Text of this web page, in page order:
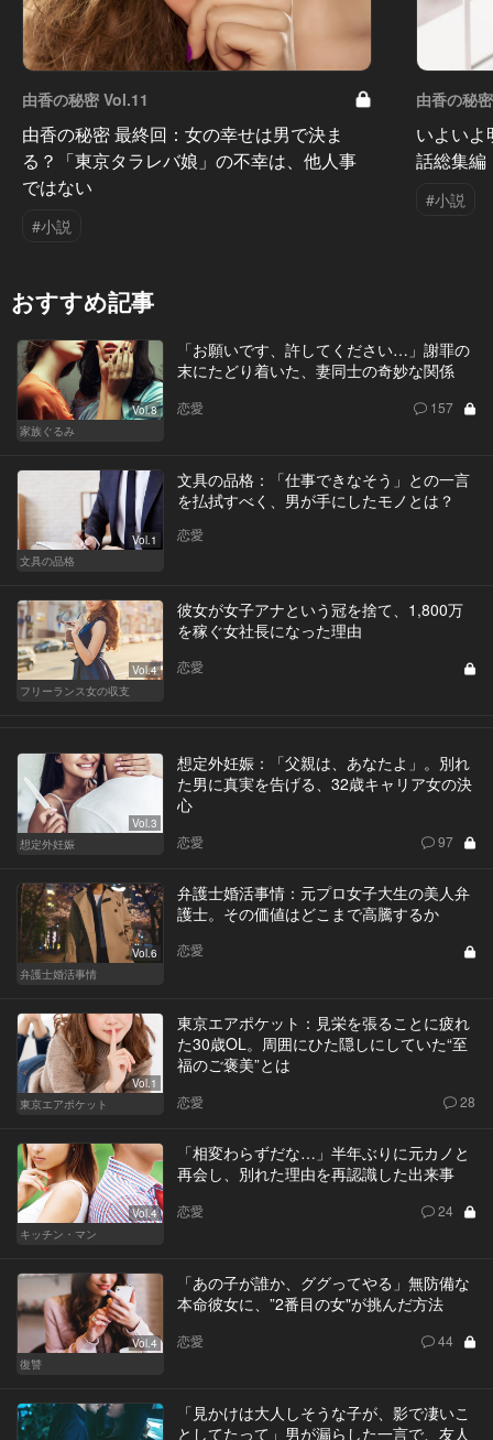
由香の秘密 Vol.11
由香の秘密 最終回：女の幸せは男で決ま
る？「東京タラレバ娘」の不幸は、他人事
ではない
#小説
由香の秘
いよい
話総集編
#小説
おすすめ記事
Vol.8
家族ぐるみ
「お願いです、許してください…」謝罪の
末にたどり着いた、妻同士の奇妙な関係
恋愛 157
Vol.1
文具の品格
文具の品格：「仕事できなそう」との一言
を払拭すべく、男が手にしたモノとは？
恋愛
Vol.4
フリーランス女の収支
彼女が女子アナという冠を捨て、1,800万
を稼ぐ女社長になった理由
恋愛
Vol.3
想定外妊娠
想定外妊娠：「父親は、あなたよ」。別れ
た男に真実を告げる、32歳キャリア女の決
心
恋愛 97
Vol.6
弁護士婚活事情
弁護士婚活事情：元プロ女子大生の美人弁
護士。その価値はどこまで高騰するか
恋愛
Vol.1
東京エアポケット
東京エアポケット：見栄を張ることに疲れ
た30歳OL。周囲にひた隠しにしていた“至
福のご褒美”とは
恋愛 28
Vol.4
キッチン・マン
「相変わらずだな…」半年ぶりに元カノと
再会し、別れた理由を再認識した出来事
恋愛 24
Vol.4
復讐
「あの子が誰か、ググってやる」無防備な
本命彼女に、”2番目の女"が挑んだ方法
恋愛 44
「見かけは大人しそうな子が、影で凄いこ
としてたって」男が漏らした一言で、友人